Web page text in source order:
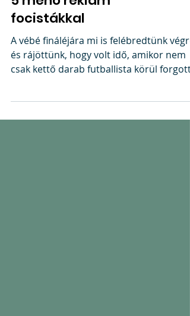
focistákkal
A vébé fináléjára mi is felébredtünk végre,
és rájöttünk, hogy volt idő, amikor nem
csak kettő darab futballista körül forgott